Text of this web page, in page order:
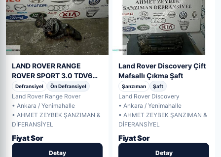
LAND ROVER RANGE
ROVER SPORT 3.0 TDV6
ÇIKMA ÖN DEFRANSİYE
Defransiyel Ön Defransiyel
Land Rover Range Rover
• Ankara / Yenimahalle
• AHMET ZEYBEK ŞANZIMAN &
DİFERANSİYEL
Fiyat Sor
Detay
Land Rover Discovery Çift
Mafsallı Çıkma Şaft
Şanzıman Şaft
Land Rover Discovery
• Ankara / Yenimahalle
• AHMET ZEYBEK ŞANZIMAN &
DİFERANSİYEL
Fiyat Sor
Detay